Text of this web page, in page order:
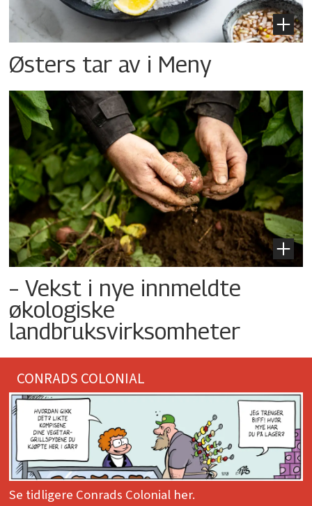
Østers tar av i Meny
– Vekst i nye innmeldte
økologiske
landbruksvirksomheter
CONRADS COLONIAL
Se tidligere Conrads Colonial her.